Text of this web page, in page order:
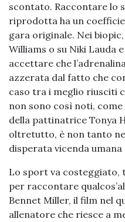
scontato. Raccontare lo
riprodotta ha un
gara originale. Nei
Williams o su Niki Lauda
accettare che
azzerata dal fatto che
caso tra i meglio riusciti
non sono così noti,
della pattinatrice Tonya
oltretutto, è non tanto
disperata vicenda
Lo sport va costeggiato,
per raccontare
Bennet Miller, il film nel
allenatore che riesce a